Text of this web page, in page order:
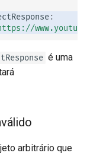
:
é uma
arbitrário que